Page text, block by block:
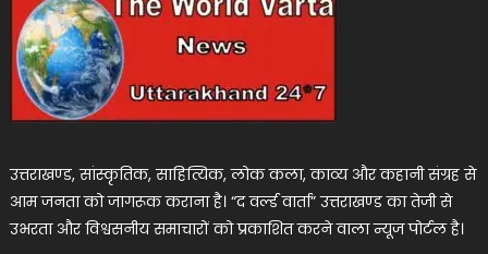
उत्तराखण्ड, सांस्कृतिक, साहित्यिक, लोक कला, काव्य और कहानी संग्रह से
आम जनता को जागरूक कराना है। “द वर्ल्ड वार्ता” उत्तराखण्ड का तेजी से
उभरता और विश्वसनीय समाचारों को प्रकाशित करने वाला न्यूज पोर्टल है।